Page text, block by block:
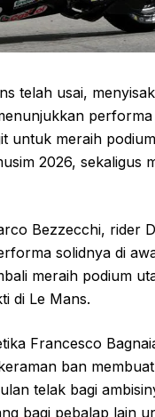
telah usai,
untuk meraih
2026, sekaligus
Bezzecchi, rider
solidnya di
meraih podium
di Le Mans.
Francesco
ban
telak bagi
bagi pebalap lain